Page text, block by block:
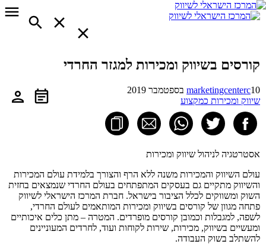
קורסים בשיווק ומכירות למגזר החרדי
marketingcenterc10 בספטמבר 2019
שיווק ומכירות כמקצוע
אסטרטגיה לניהול שיווק ומכירות
עולם השיווק והמכירות משנה ללא הרף והצורך בלמידת עולם המכירות
והשיווק מתקיים גם בעסקים המתפתחים בעולם החרדי שנמצאים בחזית
השוק ומשווקים לכלל הציבור בישראל. חברת המרכז הישראלי לשיווק
פתחה מגוון של קורסים בשיווק ומכירות המותאמים לעולם החרדי,
לשפה, למגבלות וכמובן קורסים מופרדים. המטרה – מתן כלים איכותיים
ומעשיים בשיווק, מכירות, שירות לקוחות ועוד, לחרדים המעוניינים
להשתלב בשוק העבודה.